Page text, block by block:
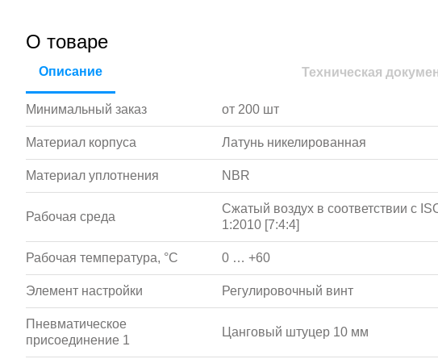
О товаре
Описание Техническая
Минимальный заказ от 200 шт
Материал корпуса Латунь никелированная
Материал уплотнения NBR
Рабочая среда
Сжатый воздух в соответствии с
1:2010 [7:4:4]
Рабочая температура, °С 0 … +60
Элемент настройки Регулировочный винт
Пневматическое
присоединение 1
Цанговый штуцер 10 мм